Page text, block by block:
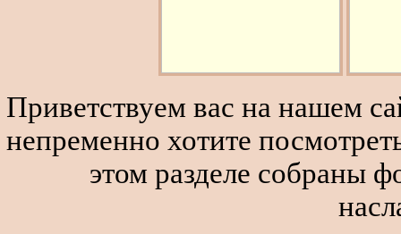
Приветствуем вас на нашем
непременно хотите
этом разделе собраны